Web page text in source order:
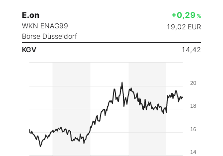
E.on
WKN ENAG99
Börse Düsseldorf
+0,29 %
19,02 EUR
KGV 14,42
14
16
18
20